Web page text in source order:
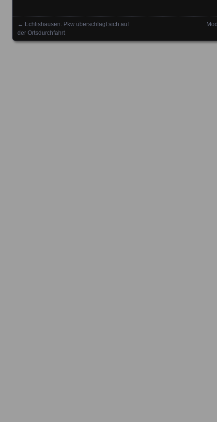
Posts navigation
← Echlishausen: Pkw überschlägt sich auf
der Ortsdurchfahrt